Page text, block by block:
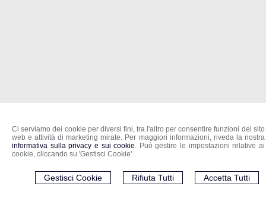
Ci serviamo dei cookie per diversi fini, tra l'altro per consentire funzioni del sito
web e attività di marketing mirate. Per maggiori informazioni, riveda la nostra
informativa sulla privacy e sui cookie. Può gestire le impostazioni relative ai
cookie, cliccando su 'Gestisci Cookie'.
Accetta Tutti
Rifiuta Tutti
Gestisci Cookie